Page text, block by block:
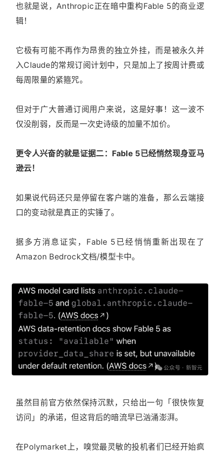
也就是说，Anthropic正在暗中重构Fable 5的商业逻
辑！
它极有可能不再作为昂贵的独立外挂，而是被永久并
入Claude的常规订阅计划中，只是加上了按周计费或
每周限量的紧箍咒。
但对于广大普通订阅用户来说，这是好事！这一波不
仅没削弱，反而是一次史诗级的加量不加价。
更令人兴奋的就是证据二：Fable 5已经悄然现身亚马
逊云！
如果说代码还只是停留在客户端的准备，那么云端接
口的变动就是真正的实锤了。
据多方消息证实，Fable 5已经悄悄重新出现在了
Amazon Bedrock文档/模型卡中。
虽然目前官方依然保持沉默，只给出一句「很快恢复
访问」的承诺，但这背后的暗流早已汹涌澎湃。
在Polymarket上，嗅觉最灵敏的投机者们已经开始疯